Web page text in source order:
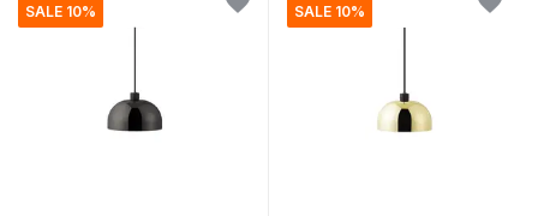
SALE 10% SALE 10%